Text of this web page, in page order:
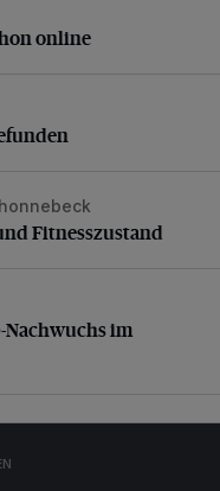
online
online
Fitnesszustand
Fitnesszustand
Nachwuchs im
Nachwuchs im